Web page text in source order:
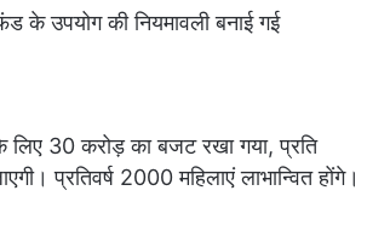
के उपयोग की नियमावली बनाई गई
लिए 30 करोड़ का बजट रखा गया, प्रति
प्रतिवर्ष 2000 महिलाएं लाभान्वित होंगे।